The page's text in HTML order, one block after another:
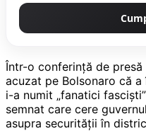
Într-o conferință de
acuzat pe Bolsonaro că
i-a numit „fanatici
semnat care cere
asupra securității în